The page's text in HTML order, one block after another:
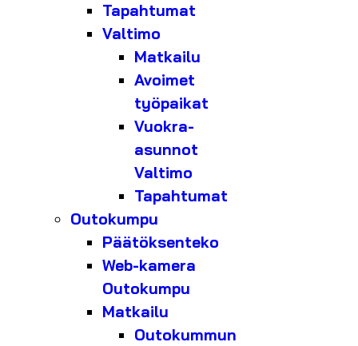
Tapahtumat
Valtimo
Matkailu
Avoimet
työpaikat
Vuokra-
asunnot
Valtimo
Tapahtumat
Outokumpu
Päätöksenteko
Web-kamera
Outokumpu
Matkailu
Outokummun